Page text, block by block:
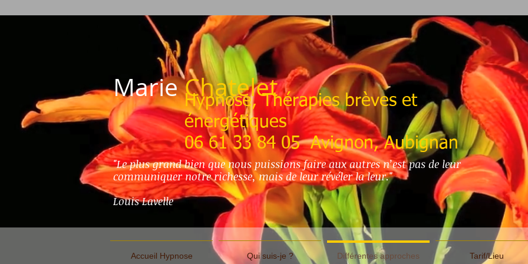
MarieChatelet
Accueil Hypnose Qui suis-je ? Différentes approches Tarif/Lieu
"Le plus grand bien que nous puissions faire aux autres n’est pas de leur
communiquer notre richesse, mais de leur révéler la leur."
Louis Lavelle
Hypnose, Thérapies brèves et
énergétiques
06 61 33 84 05 Avignon, Aubignan